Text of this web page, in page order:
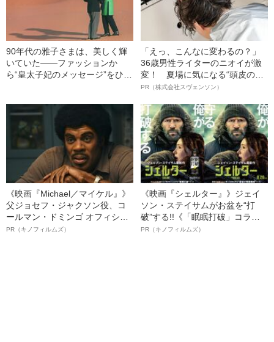
90年代の雅子さまは、美しく輝
いていた――ファッションか
ら“皇太子妃のメッセージ”をひも
「えっ、こんなに変わるの？」
36歳男性ライターのニオイが激
変！ 夏場に気になる“頭皮のニ
オイ”や“ベタつき”を解消す
ト”が生み出した徹底ケアとは
PR（株式会社スヴェンソン）
《映画『Michael／マイケル』》
父ジョセフ・ジャクソン役、コ
ールマン・ドミンゴ オフィシャ
ルインタビュー“観客を魅了した
PR（キノフィルムズ）
《映画『シェルター』》ジェイ
ソン・ステイサムがお盆を“打
破”する!!《「眠眠打破」コラ
ボ》
PR（キノフィルムズ）